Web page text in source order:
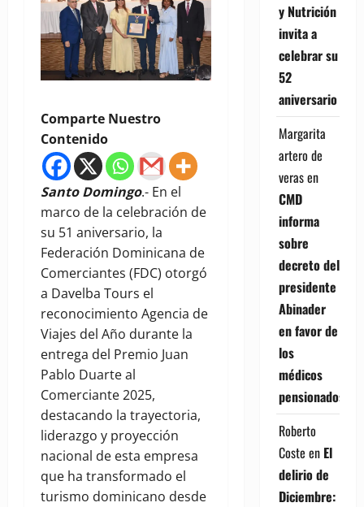
Comparte Nuestro
Contenido
Santo Domingo.- En el
marco de la celebración de
su 51 aniversario, la
Federación Dominicana de
Comerciantes (FDC) otorgó
a Davelba Tours el
reconocimiento Agencia de
Viajes del Año durante la
entrega del Premio Juan
Pablo Duarte al
Comerciante 2025,
destacando la trayectoria,
liderazgo y proyección
nacional de esta empresa
que ha transformado el
turismo dominicano desde
y Nutrición
invita a
celebrar su
52
aniversario
Margarita
artero de
verasen
CMD
informa
sobre
decreto del
presidente
Abinader
en favor de
los
médicos
pensionados
Roberto
Coste en El
delirio de
Diciembre: